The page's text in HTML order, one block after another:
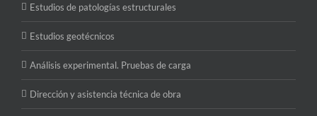
Estudios de patologías estructurales
Estudios geotécnicos
Análisis experimental. Pruebas de carga
Dirección y asistencia técnica de obra